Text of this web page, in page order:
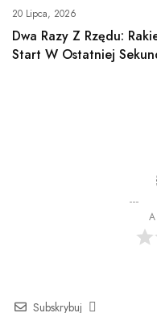
20 Lipca, 2026
Dwa Razy Z Rzędu:
Start W Ostatniej
Subskrybuj